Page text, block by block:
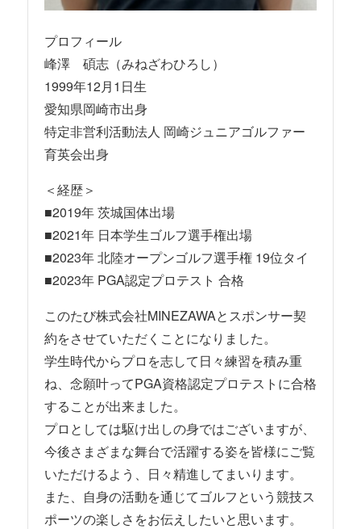
プロフィール
峰澤 碩志（みねざわひろし）
1999年12月1日生
愛知県岡崎市出身
特定非営利活動法人 岡崎ジュニアゴルファー
育英会出身
＜経歴＞
■2019年 茨城国体出場
■2021年 日本学生ゴルフ選手権出場
■2023年 北陸オープンゴルフ選手権 19位タイ
■2023年 PGA認定プロテスト 合格
このたび株式会社MINEZAWAとスポンサー契
約をさせていただくことになりました。
学生時代からプロを志して日々練習を積み重
ね、念願叶ってPGA資格認定プロテストに合格
することが出来ました。
プロとしては駆け出しの身ではございますが、
今後さまざまな舞台で活躍する姿を皆様にご覧
いただけるよう、日々精進してまいります。
また、自身の活動を通じてゴルフという競技ス
ポーツの楽しさをお伝えしたいと思います。